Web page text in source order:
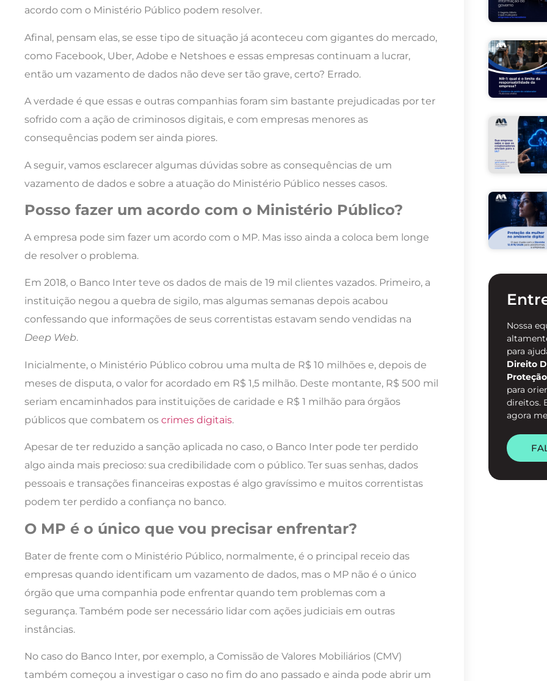
acordo com o Ministério Público podem resolver.
Afinal, pensam elas, se esse tipo de situação já aconteceu com gigantes do mercado,
como Facebook, Uber, Adobe e Netshoes e essas empresas continuam a lucrar,
então um vazamento de dados não deve ser tão grave, certo? Errado.
A verdade é que essas e outras companhias foram sim bastante prejudicadas por ter
sofrido com a ação de criminosos digitais, e com empresas menores as
consequências podem ser ainda piores.
A seguir, vamos esclarecer algumas dúvidas sobre as consequências de um
vazamento de dados e sobre a atuação do Ministério Público nesses casos.
Posso fazer um acordo com o Ministério Público?
A empresa pode sim fazer um acordo com o MP. Mas isso ainda a coloca bem longe
de resolver o problema.
Em 2018, o Banco Inter teve os dados de mais de 19 mil clientes vazados. Primeiro, a
instituição negou a quebra de sigilo, mas algumas semanas depois acabou
confessando que informações de seus correntistas estavam sendo vendidas na
Deep Web.
Inicialmente, o Ministério Público cobrou uma multa de R$ 10 milhões e, depois de
meses de disputa, o valor for acordado em R$ 1,5 milhão. Deste montante, R$ 500 mil
seriam encaminhados para instituições de caridade e R$ 1 milhão para órgãos
públicos que combatem os crimes digitais.
Apesar de ter reduzido a sanção aplicada no caso, o Banco Inter pode ter perdido
algo ainda mais precioso: sua credibilidade com o público. Ter suas senhas, dados
pessoais e transações financeiras expostas é algo gravíssimo e muitos correntistas
podem ter perdido a confiança no banco.
O MP é o único que vou precisar enfrentar?
Bater de frente com o Ministério Público, normalmente, é o principal receio das
empresas quando identificam um vazamento de dados, mas o MP não é o único
órgão que uma companhia pode enfrentar quando tem problemas com a
segurança. Também pode ser necessário lidar com ações judiciais em outras
instâncias.
No caso do Banco Inter, por exemplo, a Comissão de Valores Mobiliários (CMV)
também começou a investigar o caso no fim do ano passado e ainda pode abrir um
Nossa
para
Direito
para
direitos.
agora